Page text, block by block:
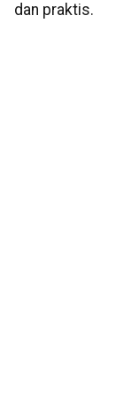
dan praktis.